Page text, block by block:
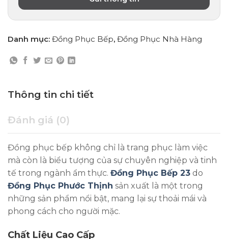
Danh mục: Đồng Phục Bếp, Đồng Phục Nhà Hàng
Thông tin chi tiết
Đánh giá (0)
Đồng phục bếp không chỉ là trang phục làm việc
mà còn là biểu tượng của sự chuyên nghiệp và tinh
tế trong ngành ẩm thực. Đồng Phục Bếp 23 do
Đồng Phục Phước Thịnh sản xuất là một trong
những sản phẩm nổi bật, mang lại sự thoải mái và
phong cách cho người mặc.
Chất Liệu Cao Cấp